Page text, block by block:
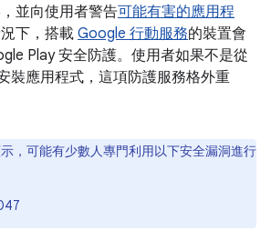
並向使用者警告可能有害的應用程
下，搭載 Google 行動服務的裝置會
Play 安全防護。使用者如果不是從
裝應用程式，這項防護服務格外重
示，可能有少數人專門利用以下安全漏洞進行